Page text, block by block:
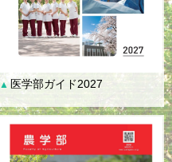
▲ 医学部ガイド2027